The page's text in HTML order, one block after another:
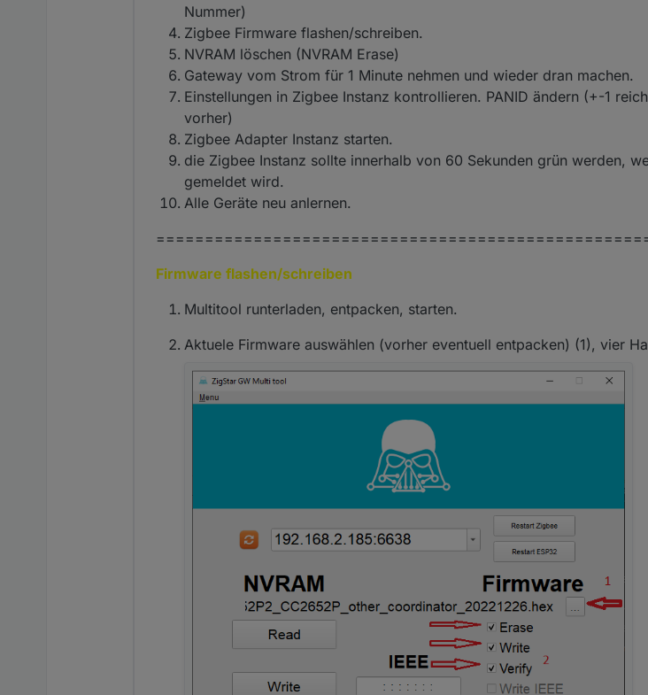
Nummer)
Zigbee Firmware flashen/schreiben.
NVRAM löschen (NVRAM Erase)
Gateway vom Strom für 1 Minute nehmen und wieder dran machen.
Einstellungen in Zigbee Instanz kontrollieren. PANID ändern (+-1
vorher)
Zigbee Adapter Instanz starten.
die Zigbee Instanz sollte innerhalb von 60 Sekunden grün werden,
gemeldet wird.
Alle Geräte neu anlernen.
Firmware flashen/schreiben
Multitool runterladen, entpacken, starten.
Aktuele Firmware auswählen (vorher eventuell entpacken) (1), vier